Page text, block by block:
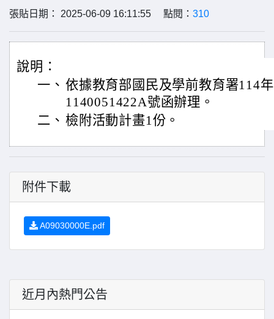
張貼日期： 2025-06-09 16:11:55 點閱： 310
說明：
一、 依據教育部國民及學前教育署114
1140051422A號函辦理。
二、 檢附活動計畫1份。
附件下載
A09030000E.pdf
近月內熱門公告